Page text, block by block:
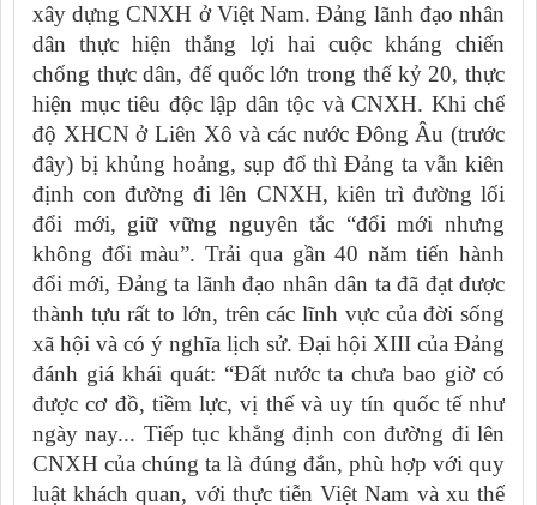
xây dựng CNXH ở Việt Nam. Đảng lãnh đạo nhân
dân thực hiện thắng lợi hai cuộc kháng chiến
chống thực dân, đế quốc lớn trong thế kỷ 20, thực
hiện mục tiêu độc lập dân tộc và CNXH. Khi chế
độ XHCN ở Liên Xô và các nước Đông Âu (trước
đây) bị khủng hoảng, sụp đổ thì Đảng ta vẫn kiên
định con đường đi lên CNXH, kiên trì đường lối
đổi mới, giữ vững nguyên tắc “đổi mới nhưng
không đổi màu”. Trải qua gần 40 năm tiến hành
đổi mới, Đảng ta lãnh đạo nhân dân ta đã đạt được
thành tựu rất to lớn, trên các lĩnh vực của đời sống
xã hội và có ý nghĩa lịch sử. Đại hội XIII của Đảng
đánh giá khái quát: “Đất nước ta chưa bao giờ có
được cơ đồ, tiềm lực, vị thế và uy tín quốc tế như
ngày nay... Tiếp tục khẳng định con đường đi lên
CNXH của chúng ta là đúng đắn, phù hợp với quy
luật khách quan, với thực tiễn Việt Nam và xu thế